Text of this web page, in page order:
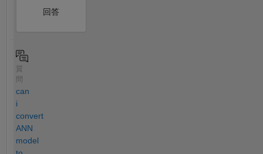
回答
質
can
i
convert
ANN
model